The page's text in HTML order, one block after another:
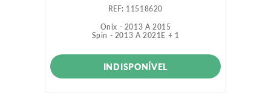
: 11518620
Onix - 2013 A 2015
Spin - 2013 A 2021 E + 1
INDISPONÍVEL